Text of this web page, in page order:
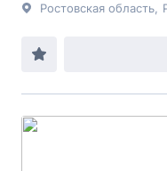
Ростовская область